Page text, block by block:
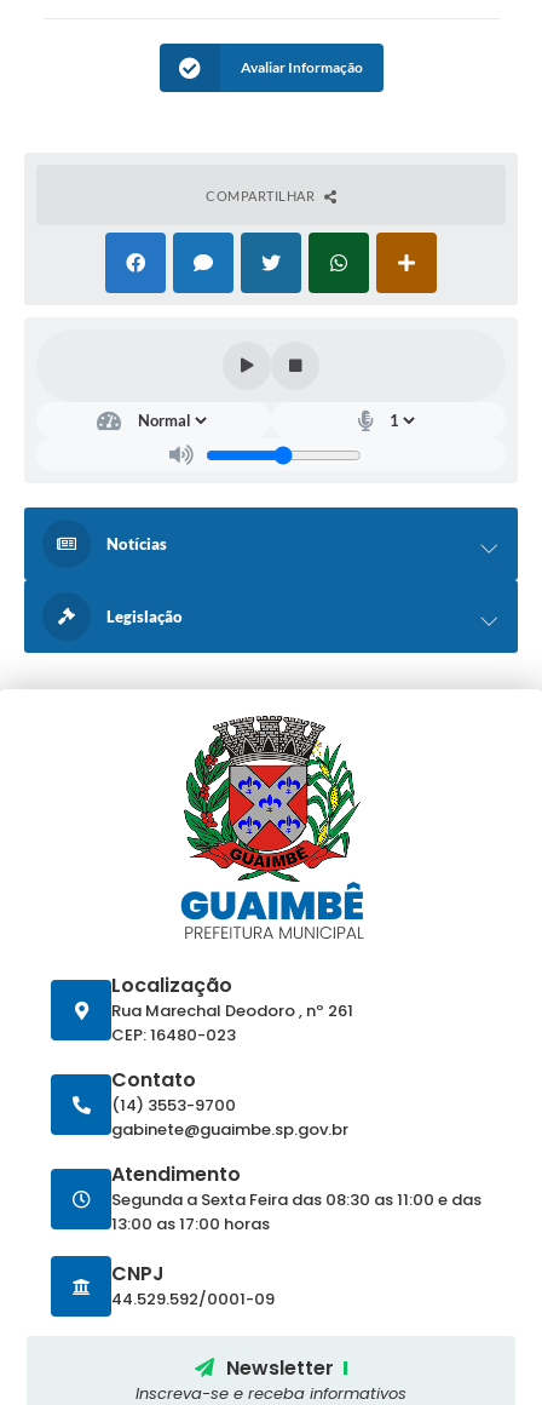
Avaliar Informação
COMPARTILHAR
Notícias
Legislação
Localização
Rua Marechal Deodoro , nº 261
CEP: 16480-023
Contato
(14) 3553-9700
gabinete@guaimbe.sp.gov.br
Atendimento
Segunda a Sexta Feira das 08:30 as 11:00 e das
13:00 as 17:00 horas
CNPJ
44.529.592/0001-09
Newsletter
Inscreva-se e receba informativos